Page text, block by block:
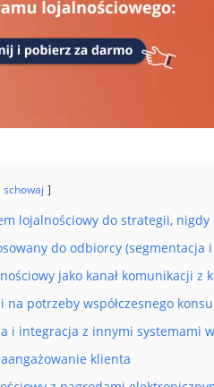
schowaj
lojalnościowy do strategii,
do odbiorcy (segmentacja
jako kanał komunikacji z
na potrzeby współczesnego
i integracja z innymi systemami
klienta